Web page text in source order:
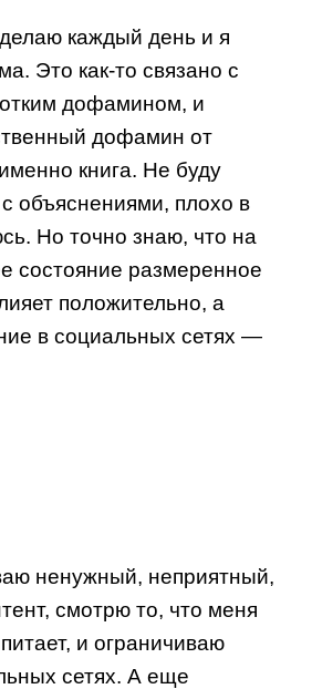
каждый день и я
Это как-то связано с
дофамином, и
дофамин от
книга. Не буду
с объяснениями, плохо в
Но точно знаю, что на
состояние размеренное
положительно, а
в социальных сетях —
ненужный, неприятный,
смотрю то, что меня
и ограничиваю
сетях. А еще